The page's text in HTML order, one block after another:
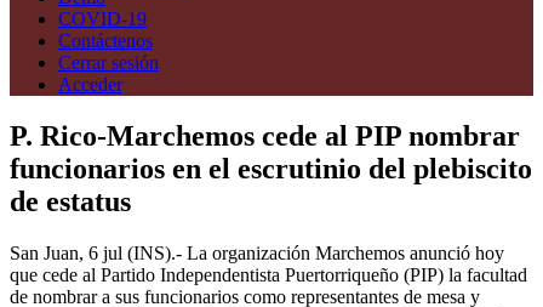
COVID-19
Contáctenos
Cerrar sesión
Acceder
P. Rico-Marchemos cede al PIP nombrar
funcionarios en el escrutinio del plebiscito
de estatus
San Juan, 6 jul (INS).- La organización Marchemos anunció hoy
que cede al Partido Independentista Puertorriqueño (PIP) la facultad
de nombrar a sus funcionarios como representantes de mesa y